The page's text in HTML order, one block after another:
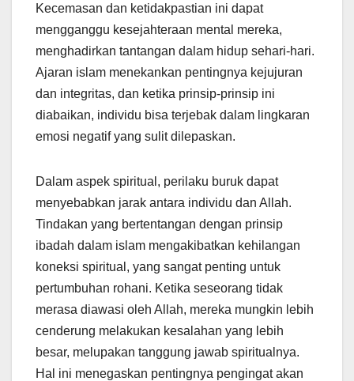
Kecemasan dan ketidakpastian ini dapat
mengganggu kesejahteraan mental mereka,
menghadirkan tantangan dalam hidup sehari-hari.
Ajaran islam menekankan pentingnya kejujuran
dan integritas, dan ketika prinsip-prinsip ini
diabaikan, individu bisa terjebak dalam lingkaran
emosi negatif yang sulit dilepaskan.
Dalam aspek spiritual, perilaku buruk dapat
menyebabkan jarak antara individu dan Allah.
Tindakan yang bertentangan dengan prinsip
ibadah dalam islam mengakibatkan kehilangan
koneksi spiritual, yang sangat penting untuk
pertumbuhan rohani. Ketika seseorang tidak
merasa diawasi oleh Allah, mereka mungkin lebih
cenderung melakukan kesalahan yang lebih
besar, melupakan tanggung jawab spiritualnya.
Hal ini menegaskan pentingnya pengingat akan